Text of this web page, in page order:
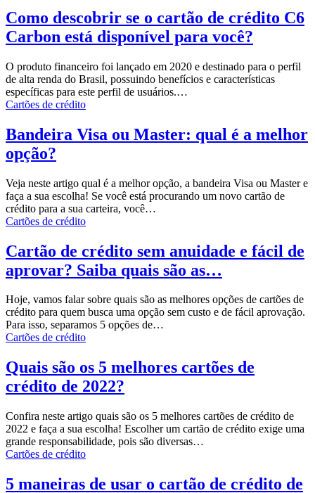
Como descobrir se o cartão de crédito C6
Carbon está disponível para você?
O produto financeiro foi lançado em 2020 e destinado para o perfil
de alta renda do Brasil, possuindo benefícios e características
específicas para este perfil de usuários.…
Cartões de crédito
Bandeira Visa ou Master: qual é a melhor
opção?
Veja neste artigo qual é a melhor opção, a bandeira Visa ou Master e
faça a sua escolha! Se você está procurando um novo cartão de
crédito para a sua carteira, você…
Cartões de crédito
Cartão de crédito sem anuidade e fácil de
aprovar? Saiba quais são as…
Hoje, vamos falar sobre quais são as melhores opções de cartões de
crédito para quem busca uma opção sem custo e de fácil aprovação.
Para isso, separamos 5 opções de…
Cartões de crédito
Quais são os 5 melhores cartões de
crédito de 2022?
Confira neste artigo quais são os 5 melhores cartões de crédito de
2022 e faça a sua escolha! Escolher um cartão de crédito exige uma
grande responsabilidade, pois são diversas…
Cartões de crédito
5 maneiras de usar o cartão de crédito de